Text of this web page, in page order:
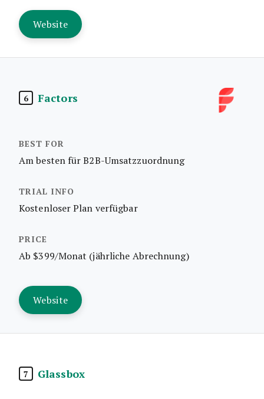
Website
6 Factors
Am besten für B2B-Umsatzzuordnung
Kostenloser Plan verfügbar
Ab $399/Monat (jährliche Abrechnung)
Website
7 Glassbox